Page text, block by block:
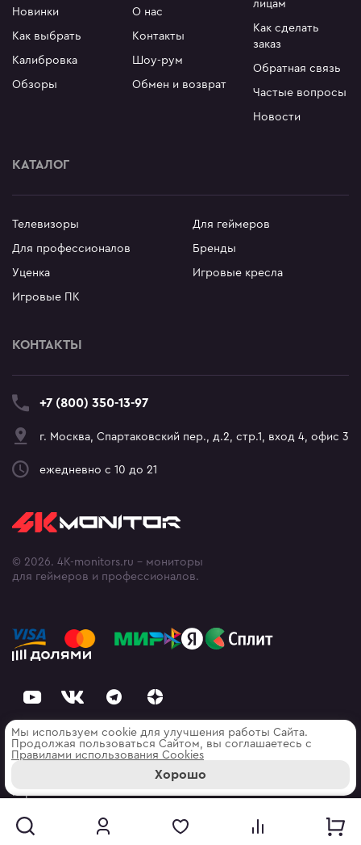
Новинки
Как выбрать
Калибровка
Обзоры
О нас
Контакты
Шоу-рум
Обмен и возврат
Как сделать
заказ
Обратная связь
Частые вопросы
Новости
КАТАЛОГ
Телевизоры
Для геймеров
Для профессионалов
Бренды
Уценка
Игровые кресла
Игровые ПК
КОНТАКТЫ
+7 (800) 350-13-97
г. Москва, Спартаковский пер., д.2, стр.1, вход 4, офис 3
ежедневно с 10 до 21
© 2026. 4K-monitors.ru - мониторы
для геймеров и профессионалов.
Политика конфиденциальности
Карта сайта
Мы используем cookie для улучшения работы Сайта.
Продолжая пользоваться Сайтом, вы соглашаетесь с
Правилами использования Cооkies
Хорошо